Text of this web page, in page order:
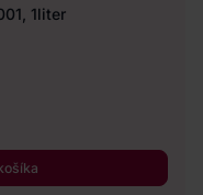
1liter